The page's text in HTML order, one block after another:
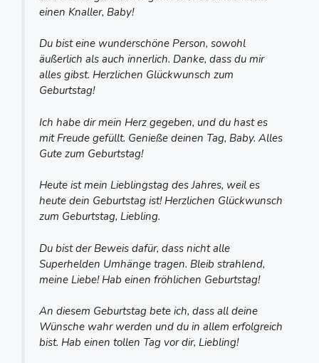
einen Knaller, Baby!
Du bist eine wunderschöne Person, sowohl
äußerlich als auch innerlich. Danke, dass du mir
alles gibst. Herzlichen Glückwunsch zum
Geburtstag!
Ich habe dir mein Herz gegeben, und du hast es
mit Freude gefüllt. Genieße deinen Tag, Baby. Alles
Gute zum Geburtstag!
Heute ist mein Lieblingstag des Jahres, weil es
heute dein Geburtstag ist! Herzlichen Glückwunsch
zum Geburtstag, Liebling.
Du bist der Beweis dafür, dass nicht alle
Superhelden Umhänge tragen. Bleib strahlend,
meine Liebe! Hab einen fröhlichen Geburtstag!
An diesem Geburtstag bete ich, dass all deine
Wünsche wahr werden und du in allem erfolgreich
bist. Hab einen tollen Tag vor dir, Liebling!